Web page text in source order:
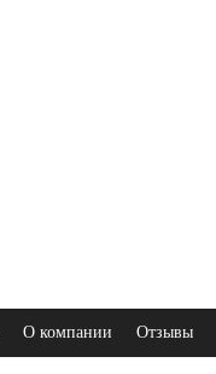
О компании Отзывы